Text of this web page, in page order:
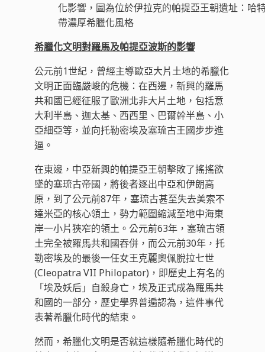
化影響，圖為位於伊拉克的帕提亞王朝遺址：哈
帶濃厚希臘化風格
希臘化文明對羅馬及帕提亞波斯的影響
公元前1世紀，曾經主導歐亞大片土地的希臘化
文明正面臨嚴峻的危機：在西邊，新興的羅馬
共和國已經征服了歐洲北非大片土地，包括意
大利半島、迦太基、西西里、巴爾幹半島、小
亞細亞等，並向托勒密埃及塞琉古王國步步進
逼。
在東邊，中亞新興的帕提亞王朝擊敗了搖搖欲
墜的塞琉古帝國，將後者逐出中亞和伊朗高
原，到了公元前87年，塞琉古甚至失去美索不
達米亞的核心領土，勢力範圍縮減至地中海東
岸一小片狹窄的領土。公元前63年，塞琉古領
土完全被羅馬共和國吞併，而公元前30年，托
勒密埃及的最後一任女王克麗奧佩脫拉七世
(Cleopatra VII Philopator)，即歷史上有名的
「埃及妖后」自殺身亡，埃及正式成為羅馬共
和國的一部分，歷史學界普遍認為，這件事代
表著希臘化時代的結束。
然而，希臘化文明是否就這樣隨希臘化時代的